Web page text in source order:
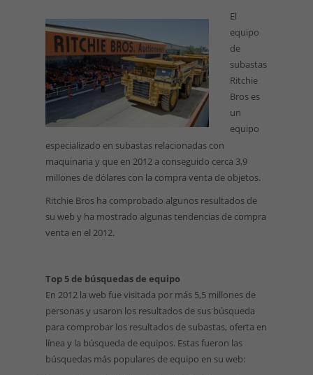
El
equipo
de
subastas
Ritchie
Bros es
un
equipo
especializado en subastas relacionadas con
maquinaria y que en 2012 a conseguido cerca 3,9
millones de dólares con la compra venta de objetos.
Ritchie Bros ha comprobado algunos resultados de
su web y ha mostrado algunas tendencias de compra
venta en el 2012.
Top 5 de búsquedas de equipo
En 2012 la web fue visitada por más 5,5 millones de
personas y usaron los resultados de sus búsqueda
para comprobar los resultados de subastas, oferta en
línea y la búsqueda de equipos. Estas fueron las
búsquedas más populares de equipo en su web: